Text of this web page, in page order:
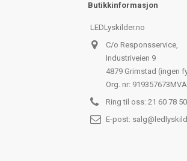
Butikkinformasjon
LEDLyskilder.no
C/o Responsservice,
Industriveien 9
4879 Grimstad (ingen
Org. nr: 919357673MVA
Ring til oss: 21 60 78 50
E-post: